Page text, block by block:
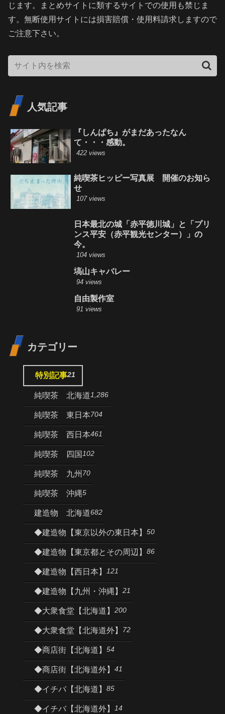
じます。まとめサイトに類するサイトでの使用も禁じま
す。無断使用サイトには損害賠償・使用料請求しますので
ご注意下さい。
人気記事
『しんぱち』がまだあったなん
て・・・感動。
422 views
純喫茶ヒッピー写真展 開催のお知ら
せ
107 views
日本最北の城「赤平徳川城」と「プリ
ンス平安（赤平観光センター）」の
今。
104 views
塙山キャバレー
94 views
自由製作室
91 views
カテゴリー
特別記事21
純喫茶 北海道1,286
純喫茶 東日本704
純喫茶 西日本461
純喫茶 四国102
純喫茶 九州 70
純喫茶 沖縄5
建造物 北海道682
◆建造物【東京以外の東日本】 50
◆建造物【東京都とその周辺】 86
◆建造物【西日本】 121
◆建造物【九州・沖縄】 21
◆大衆食堂【北海道】 200
◆大衆食堂【北海道外】 72
◆商店街【北海道】 54
◆商店街【北海道外】 41
◆イチバ【北海道】 85
◆イチバ【北海道外】 14